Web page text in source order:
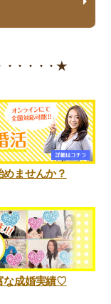
・・・・・★
ませんか？
な成婚実績♡